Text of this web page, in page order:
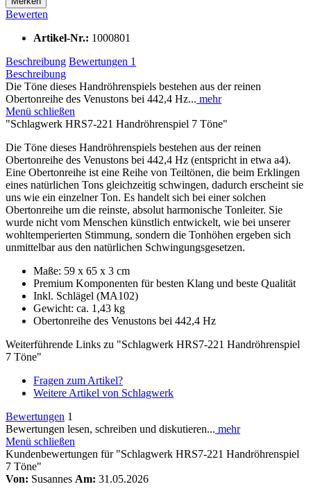
Bewerten
Artikel-Nr.: 1000801
Beschreibung Bewertungen 1
Beschreibung
Die Töne dieses Handröhrenspiels bestehen aus der reinen
Obertonreihe des Venustons bei 442,4 Hz... mehr
Menü schließen
"Schlagwerk HRS7-221 Handröhrenspiel 7 Töne"
Die Töne dieses Handröhrenspiels bestehen aus der reinen
Obertonreihe des Venustons bei 442,4 Hz (entspricht in etwa a4).
Eine Obertonreihe ist eine Reihe von Teiltönen, die beim Erklingen
eines natürlichen Tons gleichzeitig schwingen, dadurch erscheint sie
uns wie ein einzelner Ton. Es handelt sich bei einer solchen
Obertonreihe um die reinste, absolut harmonische Tonleiter. Sie
wurde nicht vom Menschen künstlich entwickelt, wie bei unserer
wohltemperierten Stimmung, sondern die Tonhöhen ergeben sich
unmittelbar aus den natürlichen Schwingungsgesetzen.
Maße: 59 x 65 x 3 cm
Premium Komponenten für besten Klang und beste Qualität
Inkl. Schlägel (MA102)
Gewicht: ca. 1,43 kg
Obertonreihe des Venustons bei 442,4 Hz
Weiterführende Links zu "Schlagwerk HRS7-221 Handröhrenspiel
7 Töne"
Fragen zum Artikel?
Weitere Artikel von Schlagwerk
Bewertungen 1
Bewertungen lesen, schreiben und diskutieren... mehr
Menü schließen
Kundenbewertungen für "Schlagwerk HRS7-221 Handröhrenspiel
7 Töne"
Von: Susannes Am: 31.05.2026